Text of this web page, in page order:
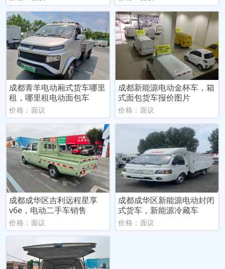
成都青羊电动厢式货车哪里
租，哪里租电动面包车
价格：面议
成都新能源电动金杯车，箱
式面包货车报价图片
价格：面议
成都成华区吉利远程星享
v6e，电动二手车销售
价格：面议
成都成华区新能源电动封闭
式货车，新能源冷藏车
价格：面议